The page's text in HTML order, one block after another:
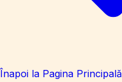
Înapoi la Pagina Principală